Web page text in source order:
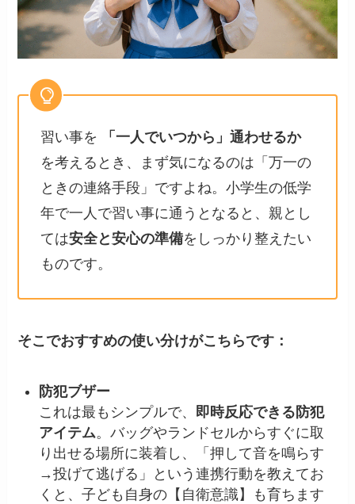
習い事を
「一人でいつから」通わせるか
を考えるとき、まず気になるのは「万一の
ときの連絡手段」ですよね。小学生の低学
年で一人で習い事に通うとなると、親とし
ては安全と安心の準備をしっかり整えたい
ものです。
そこでおすすめの使い分けがこちらです：
防犯ブザー
これは最もシンプルで、 即時反応できる防犯
アイテム。バッグやランドセルからすぐに取
り出せる場所に装着し、「押して音を鳴らす
→投げて逃げる」という連携行動を教えてお
くと、子ども自身の【自衛意識】も育ちます